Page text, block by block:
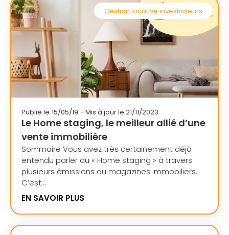
Gestion locative investisseurs
Publié le 15/05/19 - Mis à jour le 21/11/2023
Le Home staging, le meilleur allié d’une
vente immobilière
Sommaire Vous avez très certainement déjà
entendu parler du « Home staging » à travers
plusieurs émissions ou magazines immobiliers.
C’est...
EN SAVOIR PLUS